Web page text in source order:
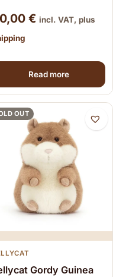
€ incl. VAT, plus
Read more
OUT
Gordy Guinea